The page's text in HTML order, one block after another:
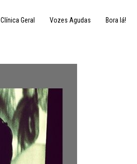
Clínica Geral Vozes Agudas Bora lá!